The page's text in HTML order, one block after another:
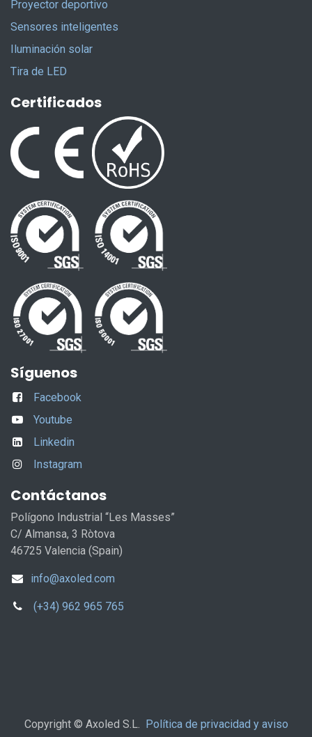
Proyector deportivo
Sensores inteligentes
Iluminación solar
Tira de LED
Certificados
Síguenos
Facebook
Youtube
Linkedin
Instagram
Contáctanos
Polígono Industrial “Les Masses”
C/ Almansa, 3 Ròtova
46725 Valencia (Spain)
info@axoled.com
(+34) 962 965 765
Copyright © Axoled S.L.
Política de privacidad y aviso